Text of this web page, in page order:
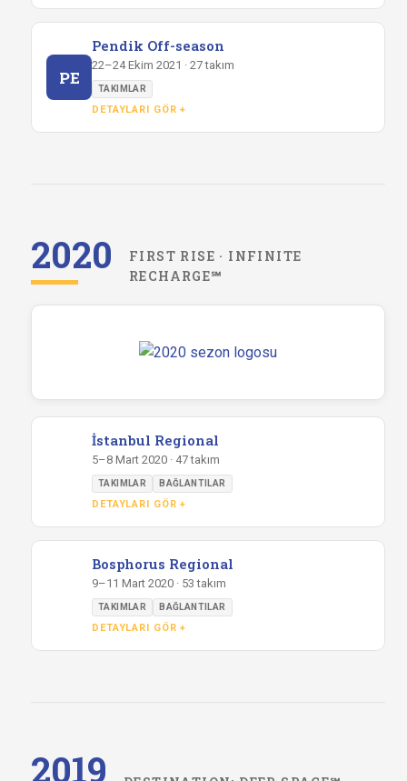
PE
Pendik Off-season
22–24 Ekim 2021 · 27 takım
TAKIMLAR
DETAYLARI GÖR +
2020
FIRST RISE · INFINITE
RECHARGE℠
İstanbul Regional
5–8 Mart 2020 · 47 takım
TAKIMLAR BAĞLANTILAR
DETAYLARI GÖR +
Bosphorus Regional
9–11 Mart 2020 · 53 takım
TAKIMLAR BAĞLANTILAR
DETAYLARI GÖR +
2019